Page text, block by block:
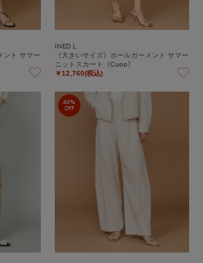
ント サマー
INED L
《大きいサイズ》ホールガーメント サマー
ニットスカート《Cuoo》
￥12,760(税込)
40%
OFF